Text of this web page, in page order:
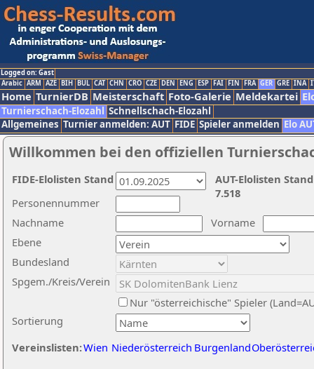
Logged on: Gast
Arabic ARM AZE BIH BUL CAT CHN CRO CZE DEN ENG ESP FAI FIN FRA GER GRE INA
Home TurnierDB Meisterschaft Foto-Galerie Meldekartei
Turnierschach-Elozahl Schnellschach-Elozahl
Allgemeines Turnier anmelden: AUT FIDE Spieler anmelden Elo
Willkommen bei den offiziellen
Nachname
Vorname
Ebene
Sortierung
Personennummer
Bundesland
Spgem./Kreis/Verein
Nur "österreichische" Spieler
Vereinslisten:Wien Niederösterreich Burgenland
AUT-Elolisten
7.518
FIDE-Elolisten Stand